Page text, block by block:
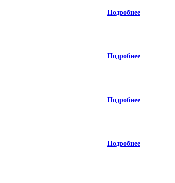
Подробнее
Подробнее
Подробнее
Подробнее